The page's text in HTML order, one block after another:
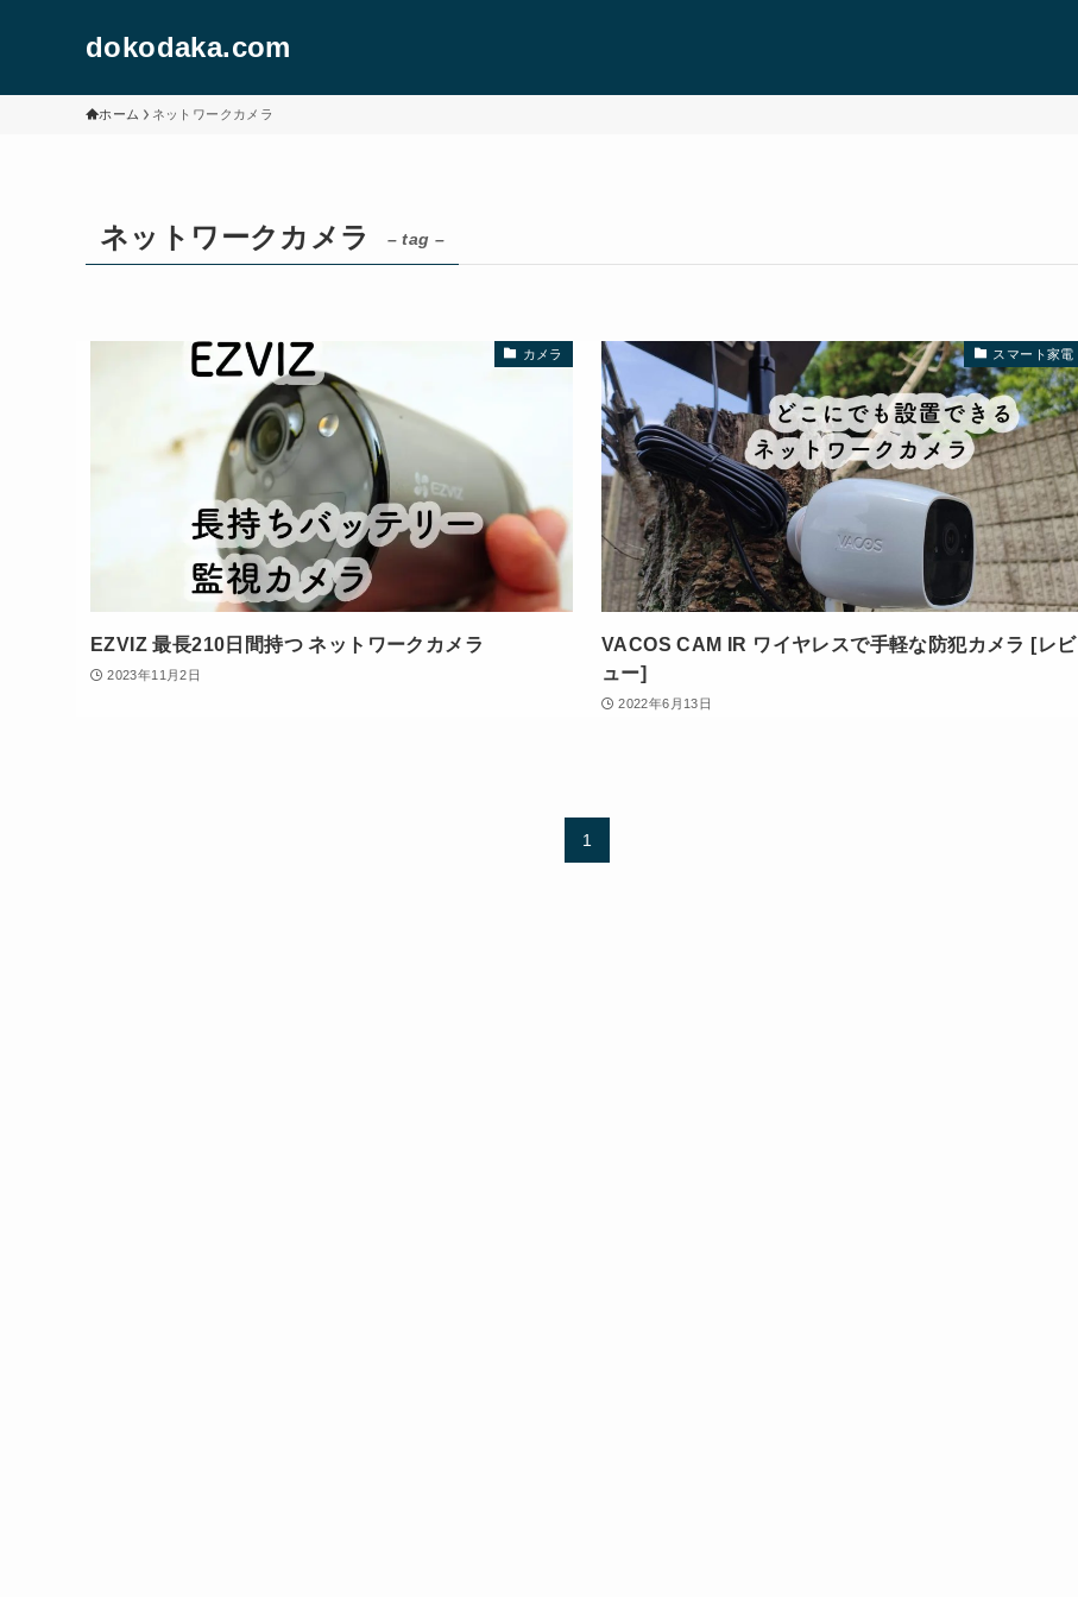
dokodaka.com
ホーム ネットワークカメラ
ネットワークカメラ – tag –
カメラ
EZVIZ 最長210日間持つ ネットワークカメラ
2023年11月2日
スマート家電
VACOS CAM IR ワイヤレスで手軽な防犯カメラ [レビ
ュー]
2022年6月13日
1